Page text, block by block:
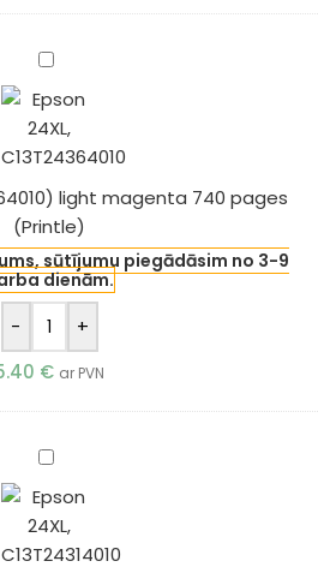
Epson
(C13T24364010)
light
740
pages
(Printle)
light magenta 740 pages
(Printle)
sūtījumu piegādāsim no 3-9
dienām.
-
+
€ ar PVN
Epson
(C13T24314010)
black